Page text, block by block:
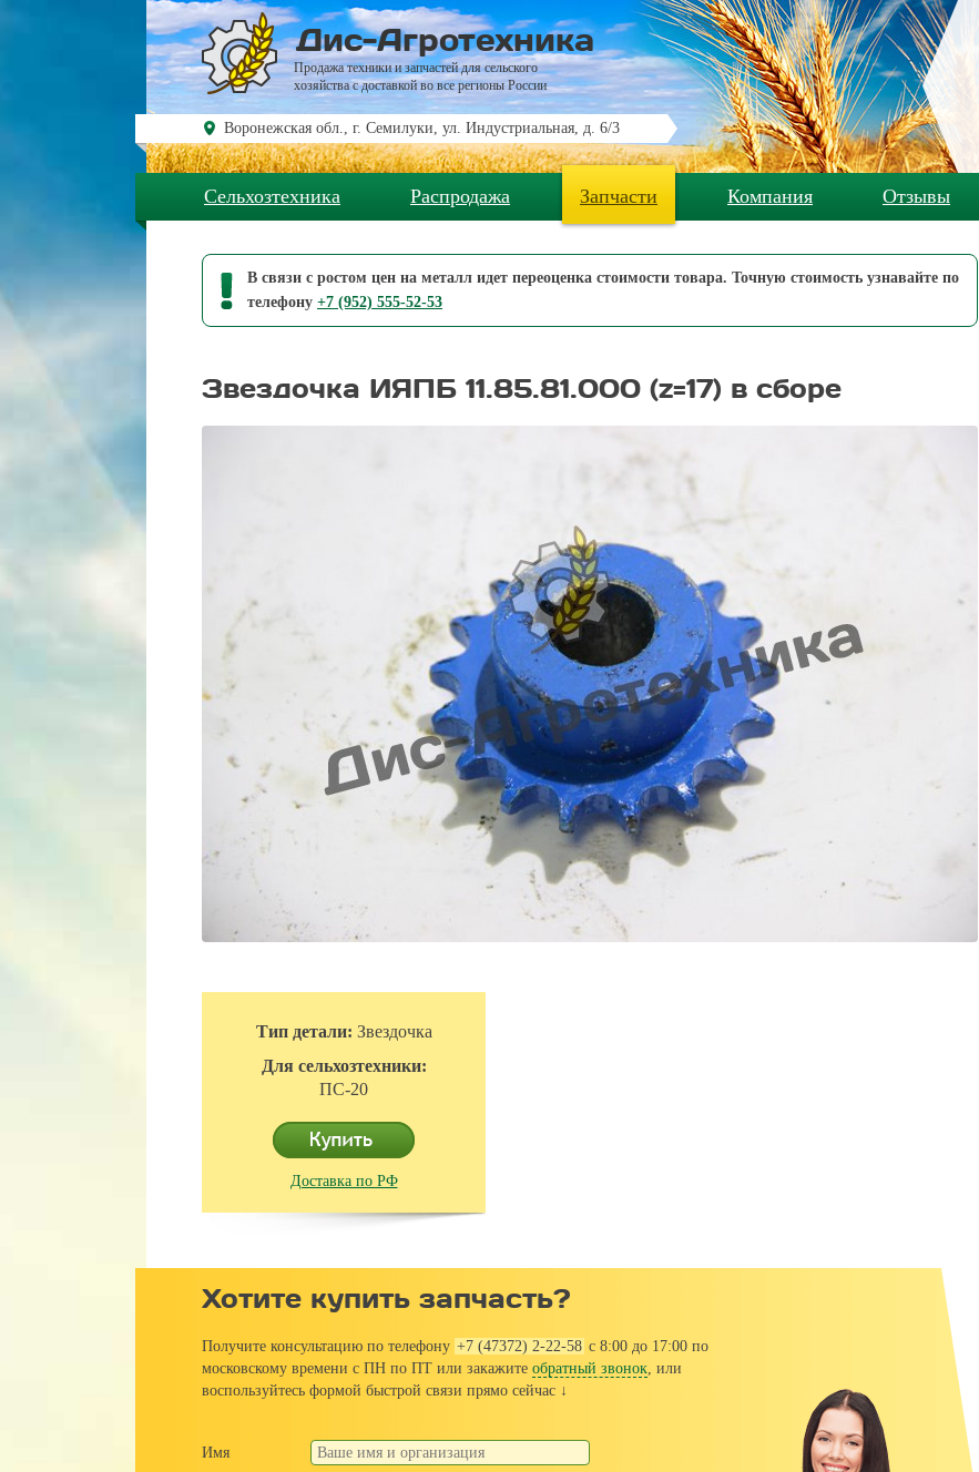
Перейти к основному содержанию
Дис-Агротехника
Продажа техники и запчастей для сельского
хозяйства с доставкой во все регионы России
Воронежская обл., г. Семилуки, ул. Индустриальная, д. 6/3
Сельхозтехника Распродажа Запчасти Компания Отзывы
В связи с ростом цен на металл идет переоценка стоимости товара. Точную стоимость узнавайте по
телефону +7 (952) 555-52-53
Звездочка ИЯПБ 11.85.81.000 (z=17) в сборе
Тип детали: Звездочка
Для сельхозтехники:
ПС-20
Доставка по РФ
Хотите купить запчасть?
Получите консультацию по телефону +7 (47372) 2-22-58 с 8:00 до 17:00 по
московскому времени с ПН по ПТ или закажите обратный звонок, или
воспользуйтесь формой быстрой связи прямо сейчас ↓
Имя